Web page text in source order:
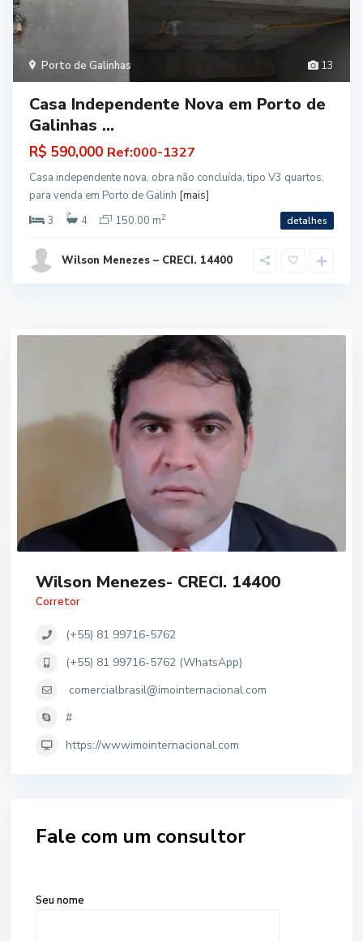
13
Porto de Galinhas
Casa Independente Nova em Porto de
Galinhas ...
R$ 590,000 Ref:000-1327
Casa independente nova, obra não concluída, tipo V3 quartos,
para venda em Porto de Galinh [mais]
3
4 150.00 m2 detalhes
Wilson Menezes – CRECI. 14400
Wilson Menezes- CRECI. 14400
Corretor
(+55) 81 99716-5762
(+55) 81 99716-5762 (WhatsApp)
comercialbrasil@imointernacional.com
#
https://wwwimointernacional.com
Fale com um consultor
Seu nome